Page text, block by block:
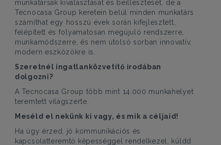
munkatársak kiválasztását és beillesztését, de a
Tecnocasa Group keretein belül minden munkatárs
számíthat egy hosszú évek során kifejlesztett,
felépített és folyamatosan megújuló rendszerre,
munkamódszerre, és nem utolsó sorban innovatív,
modern eszközökre is.
Szeretnél ingatlanközvetítő irodában
dolgozni?
A Tecnocasa Group több mint 14.000 munkahelyet
teremtett világszerte.
Meséld el nekünk ki vagy, és mik a céljaid!
Ha úgy érzed, jó kommunikációs és
kapcsolatteremtő képességgel rendelkezel, küldd